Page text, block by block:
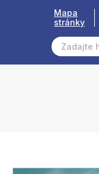
Mapa
stránky